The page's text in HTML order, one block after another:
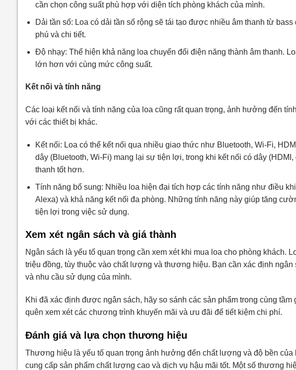
cần chọn công suất phù hợp với diện tích phòng khách của mình.
Dải tần số: Loa có dải tần số rộng sẽ tái tạo được nhiều âm thanh từ
phú và chi tiết.
Độ nhạy: Thể hiện khả năng loa chuyển đổi điện năng thành âm thanh.
lớn hơn với cùng mức công suất.
Kết nối và tính năng
Các loại kết nối và tính năng của loa cũng rất quan trọng, ảnh hưởng đến
với các thiết bị khác.
Kết nối: Loa có thể kết nối qua nhiều giao thức như Bluetooth, Wi-Fi,
dây (Bluetooth, Wi-Fi) mang lại sự tiện lợi, trong khi kết nối có dây
thanh tốt hơn.
Tính năng bổ sung: Nhiều loa hiện đại tích hợp các tính năng như điều
Alexa) và khả năng kết nối đa phòng. Những tính năng này giúp tăng
tiện lợi trong việc sử dụng.
Xem xét ngân sách và giá thành
Ngân sách là yếu tố quan trọng cần xem xét khi mua loa cho phòng khách.
triệu đồng, tùy thuộc vào chất lượng và thương hiệu. Bạn cần xác định
và nhu cầu sử dụng của mình.
Khi đã xác định được ngân sách, hãy so sánh các sản phẩm trong cùng
quên xem xét các chương trình khuyến mãi và ưu đãi để tiết kiệm chi phí.
Đánh giá và lựa chọn thương hiệu
Thương hiệu là yếu tố quan trọng ảnh hưởng đến chất lượng và độ bền
cung cấp sản phẩm chất lượng cao và dịch vụ hậu mãi tốt. Một số thương